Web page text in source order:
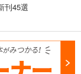
刊45選